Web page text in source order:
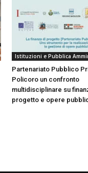
Istituzioni e Pubblica
Partenariato Pubblico
Policoro un confronto
multidisciplinare su
progetto e opere